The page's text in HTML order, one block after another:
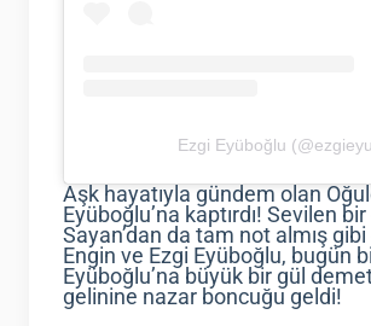
Ezgi Eyüboğlu
Aşk hayatıyla gündem olan
Eyüboğlu’na kaptırdı! Sevilen
Sayan’dan da tam not almış
Engin ve Ezgi Eyüboğlu, bugün
Eyüboğlu’na büyük bir gül
gelinine nazar boncuğu geldi!